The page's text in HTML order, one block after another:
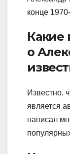
конце
Какие
о
Известно,
является
написал